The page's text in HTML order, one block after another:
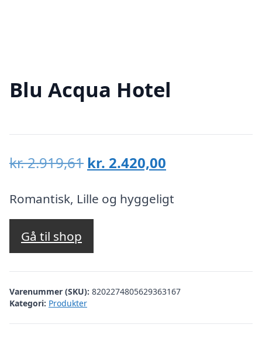
Blu Acqua Hotel
kr.2.919,61 Den
pris
var:
kr. 2.420,00
pris
Romantisk, Lille og hyggeligt
Gå til shop
Varenummer (SKU): 8202274805629363167
Kategori: Produkter